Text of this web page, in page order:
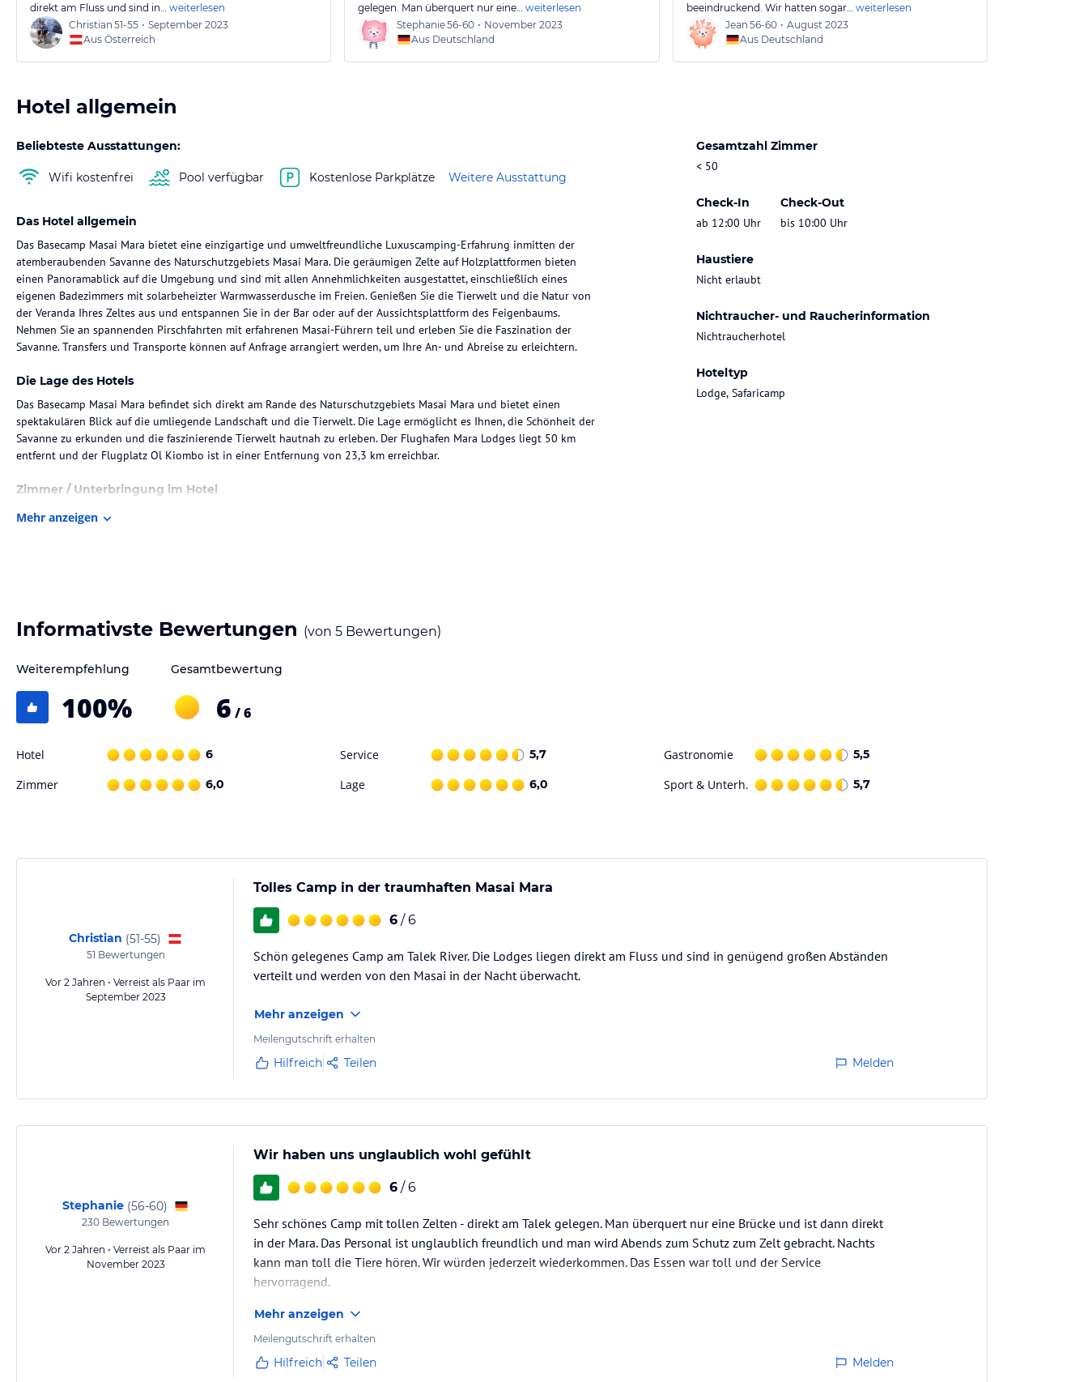
direkt am Fluss und sind in… weiterlesen
Christian 51-55 • September 2023
Aus Österreich
gelegen. Man überquert nur eine… weiterlesen
Stephanie56-60 • November 2023
Aus Deutschland
beeindruckend. Wir hatten sogar… weiterlesen
Jean 56-60 • August 2023
Aus Deutschland
Hotel allgemein
Beliebteste Ausstattungen:
Wifi kostenfrei Pool verfügbar Kostenlose Parkplätze Weitere Ausstattung
Gesamtzahl Zimmer
< 50
Check-In
ab 12:00 Uhr
Check-Out
bis 10:00 Uhr
Haustiere
Nicht erlaubt
Nichtraucher- und Raucherinformation
Nichtraucherhotel
Hoteltyp
Lodge, Safaricamp
Das Hotel allgemein
Das Basecamp Masai Mara bietet eine einzigartige und umweltfreundliche Luxuscamping-Erfahrung inmitten der
atemberaubenden Savanne des Naturschutzgebiets Masai Mara. Die geräumigen Zelte auf Holzplattformen bieten
einen Panoramablick auf die Umgebung und sind mit allen Annehmlichkeiten ausgestattet, einschließlich eines
eigenen Badezimmers mit solarbeheizter Warmwasserdusche im Freien. Genießen Sie die Tierwelt und die Natur von
der Veranda Ihres Zeltes aus und entspannen Sie in der Bar oder auf der Aussichtsplattform des Feigenbaums.
Nehmen Sie an spannenden Pirschfahrten mit erfahrenen Masai-Führern teil und erleben Sie die Faszination der
Savanne. Transfers und Transporte können auf Anfrage arrangiert werden, um Ihre An- und Abreise zu erleichtern.
Die Lage des Hotels
Das Basecamp Masai Mara befindet sich direkt am Rande des Naturschutzgebiets Masai Mara und bietet einen
spektakulären Blick auf die umliegende Landschaft und die Tierwelt. Die Lage ermöglicht es Ihnen, die Schönheit der
Savanne zu erkunden und die faszinierende Tierwelt hautnah zu erleben. Der Flughafen Mara Lodges liegt 50 km
entfernt und der Flugplatz Ol Kiombo ist in einer Entfernung von 23,3 km erreichbar.
Zimmer / Unterbringung im Hotel
Die geräumigen Zelte im Basecamp Masai Mara sind auf Holzplattformen mit Strohdächern errichtet und bieten ein
Im Basecamp Masai Mara können Sie Ihre Mahlzeiten im Freien genießen und die frische Luft und die
atemberaubende Aussicht auf die Savanne genießen. Die Bar des Masai Mara Basecamp bietet eine große Auswahl an
Sport und Unterhaltung
Das Basecamp Masai Mara bietet eine Vielzahl von Aktivitäten, um die Umgebung und die Tierwelt zu erkunden.
Savanne. Optional können auch Nachtfahrten arrangiert werden, um die Nachtaktivitäten der Tiere zu beobachten.
Hinweis:
Verfasst von HolidayCheck mit Hilfe von KI. Alle Angaben ohne Gewähr. Bitte lies vor der Buchung die
Mehr anzeigen
Informativste Bewertungen (von 5 Bewertungen)
Weiterempfehlung
100%
Gesamtbewertung
6 / 6
Hotel 6 Service 5,7 Gastronomie 5,5
Zimmer 6,0 Lage 6,0 Sport & Unterh. 5,7
Christian (51-55)
51 Bewertungen
Vor 2 Jahren • Verreist als Paar im
September 2023
Tolles Camp in der traumhaften Masai Mara
6 / 6
Schön gelegenes Camp am Talek River. Die Lodges liegen direkt am Fluss und sind in genügend großen Abständen
verteilt und werden von den Masai in der Nacht überwacht.
Mehr anzeigen
Meilengutschrift erhalten
Hilfreich Teilen Melden
Stephanie (56-60)
230 Bewertungen
Vor 2 Jahren • Verreist als Paar im
November 2023
Wir haben uns unglaublich wohl gefühlt
6 / 6
Sehr schönes Camp mit tollen Zelten - direkt am Talek gelegen. Man überquert nur eine Brücke und ist dann direkt
in der Mara. Das Personal ist unglaublich freundlich und man wird Abends zum Schutz zum Zelt gebracht. Nachts
kann man toll die Tiere hören. Wir würden jederzeit wiederkommen. Das Essen war toll und der Service
hervorragend.
Mehr anzeigen
Meilengutschrift erhalten
Hilfreich Teilen Melden